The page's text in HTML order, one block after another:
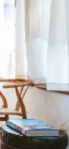
teclado ou